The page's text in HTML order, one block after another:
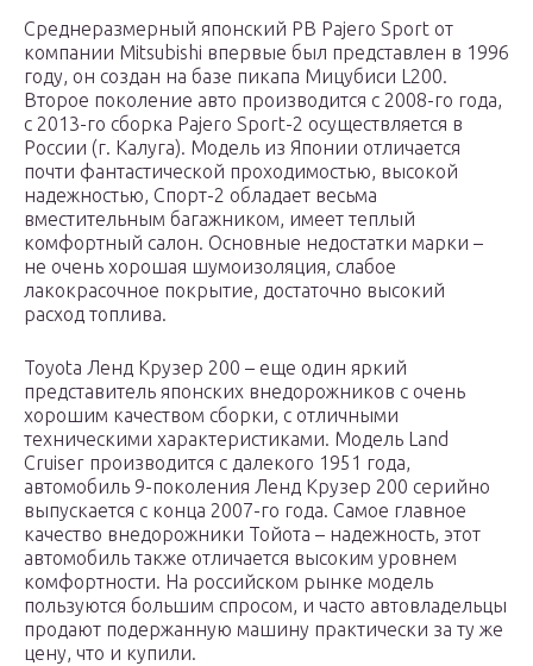
Среднеразмерный японский РВ Pajero Sport от
компании Mitsubishi впервые был представлен в 1996
году, он создан на базе пикапа Мицубиси L200.
Второе поколение авто производится с 2008-го года,
с 2013-го сборка Pajero Sport-2 осуществляется в
России (г. Калуга). Модель из Японии отличается
почти фантастической проходимостью, высокой
надежностью, Спорт-2 обладает весьма
вместительным багажником, имеет теплый
комфортный салон. Основные недостатки марки –
не очень хорошая шумоизоляция, слабое
лакокрасочное покрытие, достаточно высокий
расход топлива.
Toyota Ленд Крузер 200 – еще один яркий
представитель японских внедорожников с очень
хорошим качеством сборки, с отличными
техническими характеристиками. Модель Land
Cruiser производится с далекого 1951 года,
автомобиль 9-поколения Ленд Крузер 200 серийно
выпускается с конца 2007-го года. Самое главное
качество внедорожники Тойота – надежность, этот
автомобиль также отличается высоким уровнем
комфортности. На российском рынке модель
пользуются большим спросом, и часто автовладельцы
продают подержанную машину практически за ту же
цену, что и купили.